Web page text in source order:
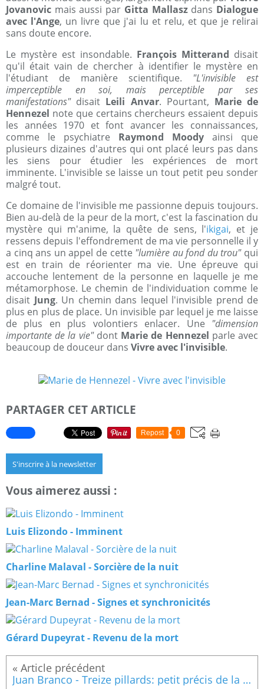
Jovanovic mais aussi par Gitta Mallaszdans Dialogue
avec l'Ange, un livre que j'ai lu et relu, et que je relirai
sans doute encore.
Le mystère est insondable. François Mitterand disait
qu'il était vain de chercher à identifier le mystère en
l'étudiant de manière scientifique. "L'invisible est
imperceptible en soi, mais perceptible par ses
manifestations"disait Leili Anvar. Pourtant, Marie de
Hennezel note que certains chercheurs essaient depuis
les années 1970 et font avancer les connaissances,
comme le psychiatre Raymond Moody ainsi que
plusieurs dizaines d'autres qui ont placé leurs pas dans
les siens pour étudier les expériences de mort
imminente. L'invisible se laisse un tout petit peu sonder
malgré tout.
Ce domaine de l'invisible me passionne depuis toujours.
Bien au-delà de la peur de la mort, c'est la fascination du
mystère qui m'anime, la quête de sens, l'ikigai, et je
ressens depuis l'effondrement de ma vie personnelle il y
a cinq ans un appel de cette "lumière au fond du trou"qui
est en train de réorienter ma vie. Une épreuve qui
accouche lentement de la personne en laquelle je me
métamorphose. Le chemin de l'individuation comme le
disait Jung. Un chemin dans lequel l'invisible prend de
plus en plus de place. Un invisible par lequel je me laisse
de plus en plus volontiers enlacer. Une "dimension
importante de la vie"dont Marie de Hennezel parle avec
beaucoup de douceur dans Vivre avec l'invisible.
PARTAGER CET ARTICLE
Repost 0
S'inscrire à la newsletter
Vous aimerez aussi :
Luis Elizondo - Imminent
Charline Malaval - Sorcière de la nuit
Jean-Marc Bernad - Signes et synchronicités
Gérard Dupeyrat - Revenu de la mort
Juan Branco - Treize pillards: petit précis de la macronie